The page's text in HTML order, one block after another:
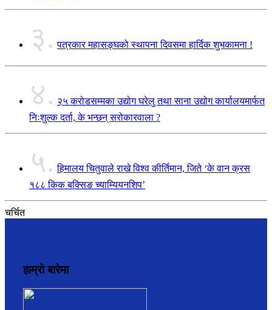
३. पत्रकार महासङ्घको स्थापना दिवसमा हार्दिक शुभकामना !
४. २५ करोडसम्मका उद्योग घरेलु तथा साना उद्योग कार्यालयमार्फत
निःशुल्क दर्ता, के भन्छन् सरोकारवाला ?
५. हिमालय चितुवाले राखे विश्व कीर्तिमान, जिते ‘के वान क्रस
१८८ किक बक्सिङ च्याम्यियनशिप’
चर्चित
हाम्रो बारेमा